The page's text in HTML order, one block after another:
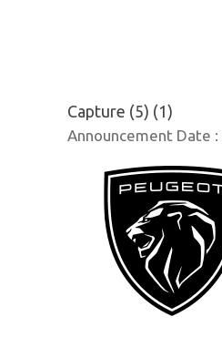
Capture (5) (1)
Announcement Date :